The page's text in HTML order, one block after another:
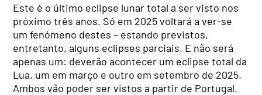
Este é o último eclipse lunar total a ser visto nos
próximo três anos. Só em 2025 voltará a ver-se
um fenómeno destes – estando previstos,
entretanto, alguns eclipses parciais. E não será
apenas um: deverão acontecer um eclipse total da
Lua, um em março e outro em setembro de 2025.
Ambos vão poder ser vistos a partir de Portugal.